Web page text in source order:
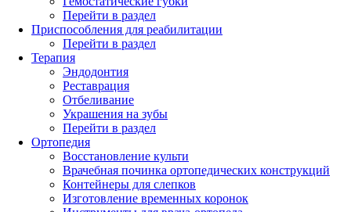
Перейти в раздел
Приспособления для реабилитации
Перейти в раздел
Терапия
Эндодонтия
Реставрация
Отбеливание
Украшения на зубы
Перейти в раздел
Ортопедия
Восстановление культи
Врачебная починка ортопедических конструкций
Контейнеры для слепков
Изготовление временных коронок